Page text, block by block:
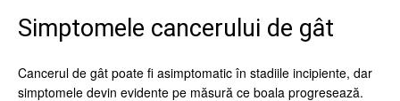
Simptomele cancerului de gât
Cancerul de gât poate fi asimptomatic în stadiile incipiente, dar
simptomele devin evidente pe măsură ce boala progresează.